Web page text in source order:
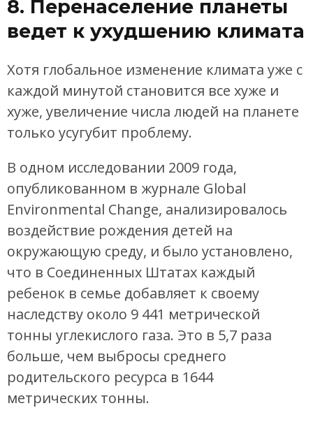
8. Перенаселение планеты
ведет к ухудшению климата
Хотя глобальное изменение климата уже с
каждой минутой становится все хуже и
хуже, увеличение числа людей на планете
только усугубит проблему.
В одном исследовании 2009 года,
опубликованном в журнале Global
Environmental Change, анализировалось
воздействие рождения детей на
окружающую среду, и было установлено,
что в Соединенных Штатах каждый
ребенок в семье добавляет к своему
наследству около 9 441 метрической
тонны углекислого газа. Это в 5,7 раза
больше, чем выбросы среднего
родительского ресурса в 1644
метрических тонны.